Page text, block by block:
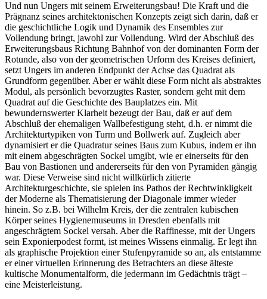
Und nun Ungers mit seinem Erweiterungsbau! Die Kraft und die
Prägnanz seines architektonischen Konzepts zeigt sich darin, daß er
die geschichtliche Logik und Dynamik des Ensembles zur
Vollendung bringt, jawohl zur Vollendung. Wird der Abschluß des
Erweiterungsbaus Richtung Bahnhof von der dominanten Form der
Rotunde, also von der geometrischen Urform des Kreises definiert,
setzt Ungers im anderen Endpunkt der Achse das Quadrat als
Grundform gegenüber. Aber er wählt diese Form nicht als abstraktes
Modul, als persönlich bevorzugtes Raster, sondern geht mit dem
Quadrat auf die Geschichte des Bauplatzes ein. Mit
bewundernswerter Klarheit bezeugt der Bau, daß er auf dem
Abschluß der ehemaligen Wallbefestigung steht, d.h. er nimmt die
Architekturtypiken von Turm und Bollwerk auf. Zugleich aber
dynamisiert er die Quadratur seines Baus zum Kubus, indem er ihn
mit einem abgeschrägten Sockel umgibt, wie er einerseits für den
Bau von Bastionen und andererseits für den von Pyramiden gängig
war. Diese Verweise sind nicht willkürlich zitierte
Architekturgeschichte, sie spielen ins Pathos der Rechtwinkligkeit
der Moderne als Thematisierung der Diagonale immer wieder
hinein. So z.B. bei Wilhelm Kreis, der die zentralen kubischen
Körper seines Hygienemuseums in Dresden ebenfalls mit
angeschrägtem Sockel versah. Aber die Raffinesse, mit der Ungers
sein Exponierpodest formt, ist meines Wissens einmalig. Er legt ihn
als graphische Projektion einer Stufenpyramide so an, als entstamme
er einer virtuellen Erinnerung des Betrachters an diese älteste
kultische Monumentalform, die jedermann im Gedächtnis trägt –
eine Meisterleistung.